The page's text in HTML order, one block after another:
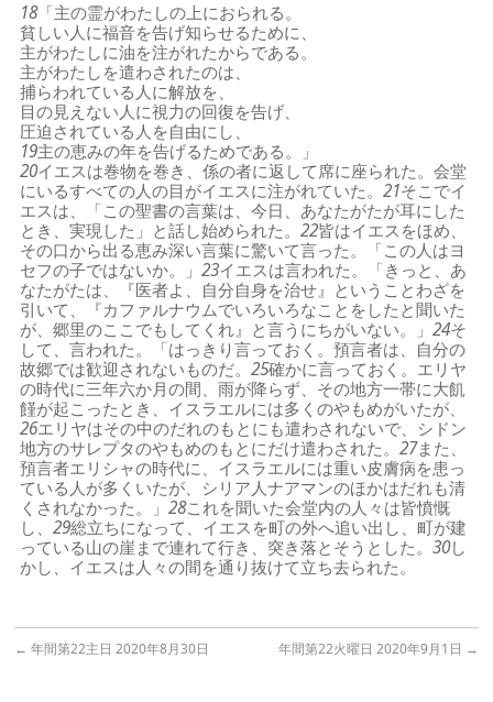
18「主の霊がわたしの上におられる。
貧しい人に福音を告げ知らせるために、
主がわたしに油を注がれたからである。
主がわたしを遣わされたのは、
捕らわれている人に解放を、
目の見えない人に視力の回復を告げ、
圧迫されている人を自由にし、
19主の恵みの年を告げるためである。」
20イエスは巻物を巻き、係の者に返して席に座られた。会堂
にいるすべての人の目がイエスに注がれていた。21そこでイ
エスは、「この聖書の言葉は、今日、あなたがたが耳にした
とき、実現した」と話し始められた。22皆はイエスをほめ、
その口から出る恵み深い言葉に驚いて言った。「この人はヨ
セフの子ではないか。」23イエスは言われた。「きっと、あ
なたがたは、『医者よ、自分自身を治せ』ということわざを
引いて、『カファルナウムでいろいろなことをしたと聞いた
が、郷里のここでもしてくれ』と言うにちがいない。」24そ
して、言われた。「はっきり言っておく。預言者は、自分の
故郷では歓迎されないものだ。25確かに言っておく。エリヤ
の時代に三年六か月の間、雨が降らず、その地方一帯に大飢
饉が起こったとき、イスラエルには多くのやもめがいたが、
26エリヤはその中のだれのもとにも遣わされないで、シドン
地方のサレプタのやもめのもとにだけ遣わされた。27また、
預言者エリシャの時代に、イスラエルには重い皮膚病を患っ
ている人が多くいたが、シリア人ナアマンのほかはだれも清
くされなかった。」28これを聞いた会堂内の人々は皆憤慨
し、29総立ちになって、イエスを町の外へ追い出し、町が建
っている山の崖まで連れて行き、突き落とそうとした。30し
かし、イエスは人々の間を通り抜けて立ち去られた。
← 年間第22主日 2020年8月30日 年間第22火曜日 2020年9月1日 →